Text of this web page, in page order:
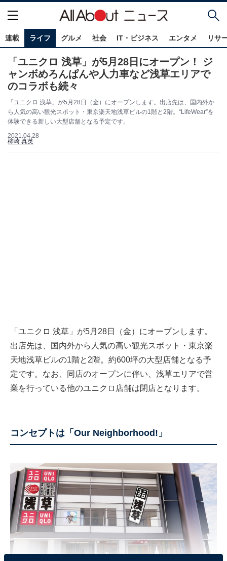
連載 ライフ グルメ 社会 IT・ビジネス エンタメ リサ
「ユニクロ 浅草」が5月28日にオープン！ ジ
ャンボめろんぱんや人力車など浅草エリアで
のコラボも続々
「ユニクロ 浅草」が5月28日（金）にオープンします。出店先は、国内外か
ら人気の高い観光スポット・東京楽天地浅草ビルの1階と2階。“LifeWear”を
体験できる新しい大型店舗となる予定です。
2021.04.28
柿崎 真英
「ユニクロ 浅草」が5月28日（金）にオープンします。
出店先は、国内外から人気の高い観光スポット・東京楽
天地浅草ビルの1階と2階。約600坪の大型店舗となる予
定です。なお、同店のオープンに伴い、浅草エリアで営
業を行っている他のユニクロ店舗は閉店となります。
コンセプトは「Our Neighborhood!」